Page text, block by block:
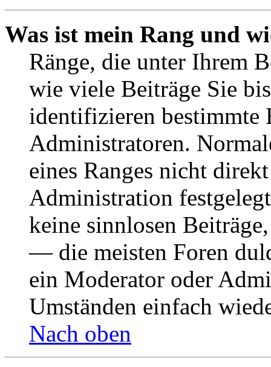
Was ist mein Rang und
Ränge, die unter Ihrem
wie viele Beiträge Sie
identifizieren bestimmte
Administratoren.
eines Ranges nicht
Administration
keine sinnlosen
— die meisten Foren
ein Moderator oder
Umständen einfach
Nach oben